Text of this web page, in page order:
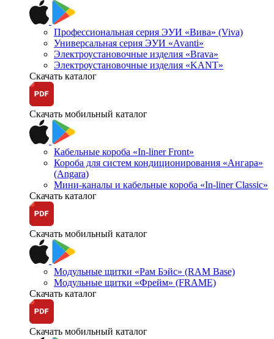
Профессиональная серия ЭУИ «Вива» (Viva)
Универсальная серия ЭУИ «Avanti»
Электроустановочные изделия «Brava»
Электроустановочные изделия «KANT»
Скачать каталог
Скачать мобильный каталог
Кабельные короба «In-liner Front»
Короба для систем кондиционирования «Ангара»
(Angara)
Мини-каналы и кабельные короба «In-liner Classic»
Скачать каталог
Скачать мобильный каталог
Модульные щитки «Рам Бэйс» (RAM Base)
Модульные щитки «Фрейм» (FRAME)
Скачать каталог
Скачать мобильный каталог